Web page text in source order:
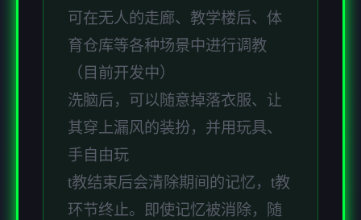
可在无人的走廊、教学楼后、体
育仓库等各种场景中进行调教
（目前开发中）
洗脑后，可以随意掉落衣服、让
其穿上漏风的装扮，并用玩具、
手自由玩
t教结束后会清除期间的记忆，t教
环节终止。即使记忆被消除，随